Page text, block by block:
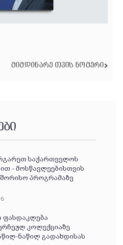
ᲛᲘᲛᲓᲘᲜᲐᲠᲔ ᲗᲕᲘᲡ ᲜᲝᲛᲔᲠᲘ
საქართველოს
– მოსწავლეებისთვის
პროგრამაზე
ფასდაკლება
კოლექციაზე
ნაწილ გადახდისას